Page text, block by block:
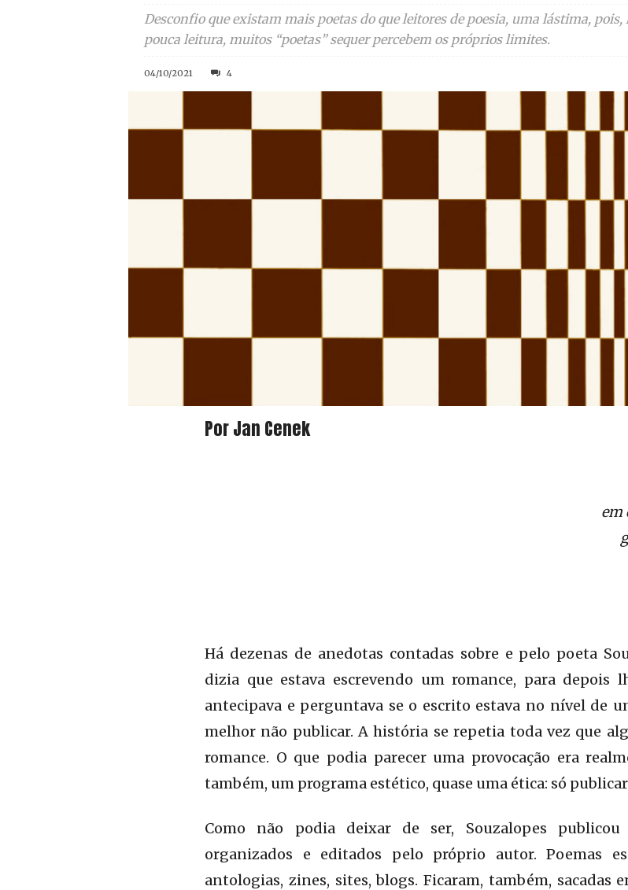
Desconfio que existam mais poetas do que leitores de poesia, uma lástima,
pouca leitura, muitos “poetas” sequer percebem os próprios limites.
04/10/2021 4
Por Jan Cenek
em
Há dezenas de anedotas contadas sobre e pelo poeta
dizia que estava escrevendo um romance, para
antecipava e perguntava se o escrito estava no nível de
melhor não publicar. A história se repetia toda vez que
romance. O que podia parecer uma provocação era
também, um programa estético, quase uma ética: só
Como não podia deixar de ser, Souzalopes
organizados e editados pelo próprio autor. Poemas
antologias, zines, sites, blogs. Ficaram, também, sacadas